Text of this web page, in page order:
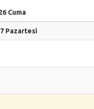
Cuma
Pazartesi